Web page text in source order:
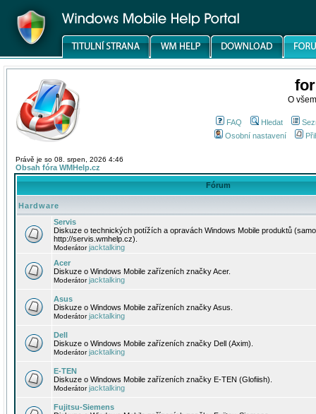
O
FAQ Hledat
Osobní nastavení
Právě je so 08. srpen, 2026 4:46
Obsah fóra WMHelp.cz
Fórum
Hardware
Servis
Diskuze o technických potížích a opravách Windows Mobile produktů
http://servis.wmhelp.cz).
Moderátorjacktalking
Acer
Diskuze o Windows Mobile zařízeních značky Acer.
Moderátorjacktalking
Asus
Diskuze o Windows Mobile zařízeních značky Asus.
Moderátorjacktalking
Dell
Diskuze o Windows Mobile zařízeních značky Dell (Axim).
Moderátorjacktalking
E-TEN
Diskuze o Windows Mobile zařízeních značky E-TEN (Glofiish).
Moderátorjacktalking
Fujitsu-Siemens